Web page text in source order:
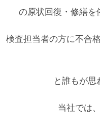
の原状回復・修繕を
検査担当者の方に不合
と誰もが思
当社では